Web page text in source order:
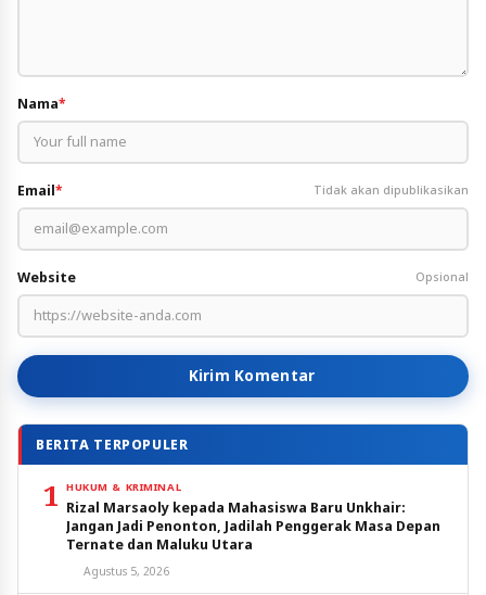
Nama*
Email* Tidak akan dipublikasikan
Website Opsional
Kirim Komentar
BERITA TERPOPULER
1 HUKUM & KRIMINAL
Rizal Marsaoly kepada Mahasiswa Baru Unkhair:
Jangan Jadi Penonton, Jadilah Penggerak Masa Depan
Ternate dan Maluku Utara
Agustus 5, 2026